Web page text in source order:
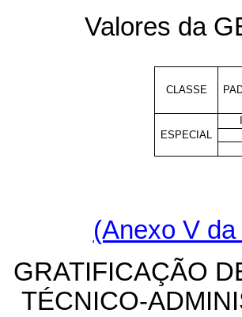
Valores da
CLASSE
ESPECIAL
(Anexo V da
GRATIFICAÇÃO
TÉCNICO-